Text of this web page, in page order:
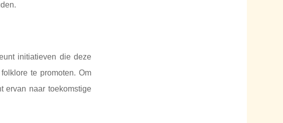
initiatieven die deze
te promoten. Om
ervan naar toekomstige